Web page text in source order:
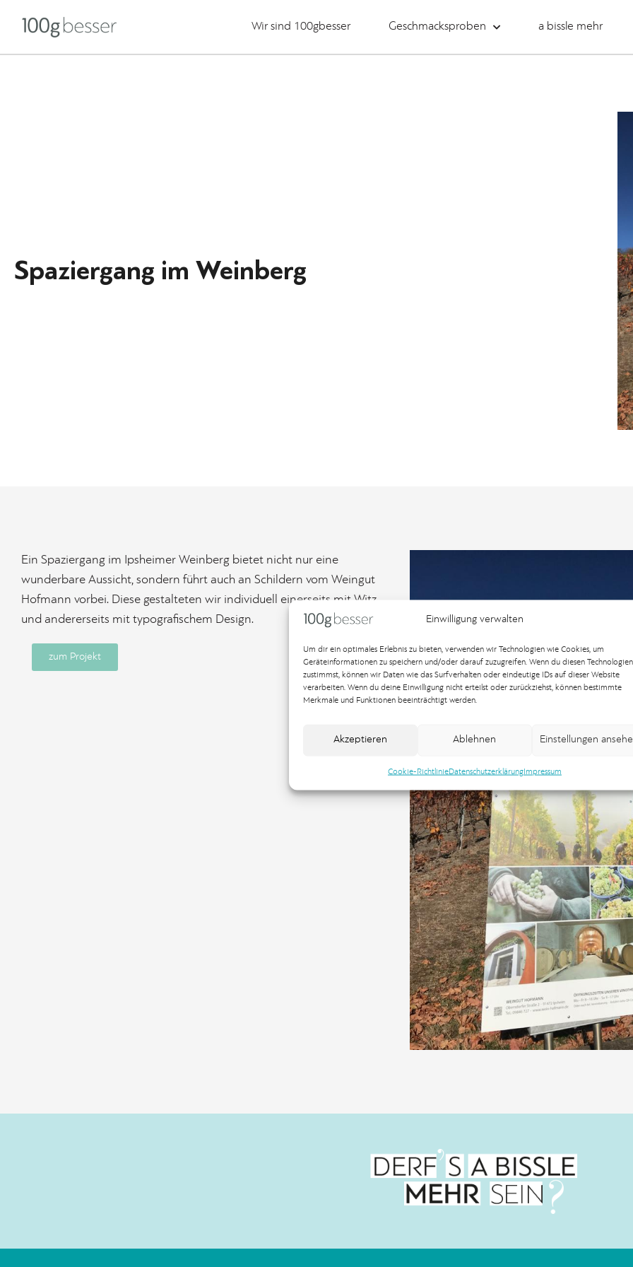
Einwilligung verwalten
Um dir ein optimales Erlebnis zu bieten, verwenden wir Technologien wie Cookies, um
Geräteinformationen zu speichern und/oder darauf zuzugreifen. Wenn du diesen Technologien
zustimmst, können wir Daten wie das Surfverhalten oder eindeutige IDs auf dieser Website
verarbeiten. Wenn du deine Einwilligung nicht erteilst oder zurückziehst, können bestimmte
Merkmale und Funktionen beeinträchtigt werden.
Akzeptieren Ablehnen Einstellungen
Cookie-RichtlinieDatenschutzerklärungImpressum
Wir sind 100gbesser Geschmacksproben a bissle mehr
Spaziergang im Weinberg
Ein Spaziergang im Ipsheimer Weinberg bietet nicht nur eine
wunderbare Aussicht, sondern führt auch an Schildern vom Weingut
Hofmann vorbei. Diese gestalteten wir individuell einerseits mit Witz
und andererseits mit typografischem Design.
zum Projekt